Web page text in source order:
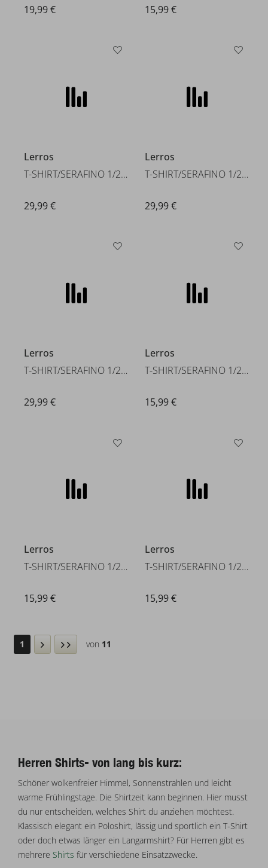
19,99 € 15,99 €
Lerros
T-SHIRT/SERAFINO 1/2 ARM
29,99 €
Lerros
T-SHIRT/SERAFINO 1/2 ARM
29,99 €
Lerros
T-SHIRT/SERAFINO 1/2 ARM
29,99 €
Lerros
T-SHIRT/SERAFINO 1/2 ARM
15,99 €
Lerros
T-SHIRT/SERAFINO 1/2 ARM
15,99 €
Lerros
T-SHIRT/SERAFINO 1/2 ARM
15,99 €
1 von 11
Herren Shirts- von lang bis kurz:
Schöner wolkenfreier Himmel, Sonnenstrahlen und leicht
warme Frühlingstage. Die Shirtzeit kann beginnen. Hier musst
du nur entscheiden, welches Shirt du anziehen möchtest.
Klassisch elegant ein Poloshirt, lässig und sportlich ein T-Shirt
oder doch etwas länger ein Langarmshirt? Für Herren gibt es
mehrere Shirts für verschiedene Einsatzzwecke.